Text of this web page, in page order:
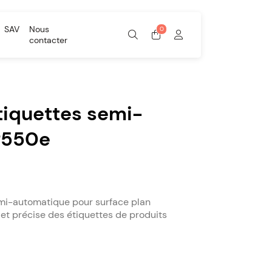
SAV
Nous
contacter
semi-
automatique pour surface plan
précise des étiquettes de produits